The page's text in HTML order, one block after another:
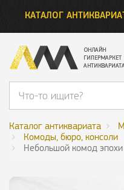
КАТАЛОГ
Каталог антиквариата
Комоды, бюро, консоли
Небольшой комод эпохи